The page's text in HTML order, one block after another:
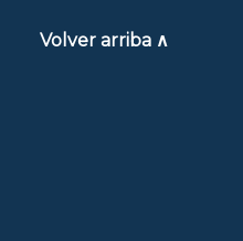
Volver arriba ∧